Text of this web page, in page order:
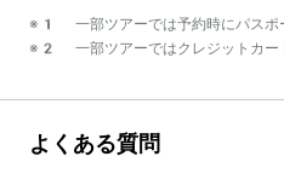
※1 一部ツアーでは予約時にパスポ
※2 一部ツアーではクレジットカー
よくある質問